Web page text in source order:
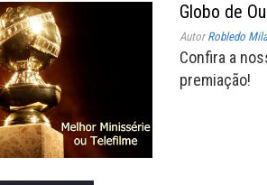
Globo de
AutorRobledo
Confira a
premiação!